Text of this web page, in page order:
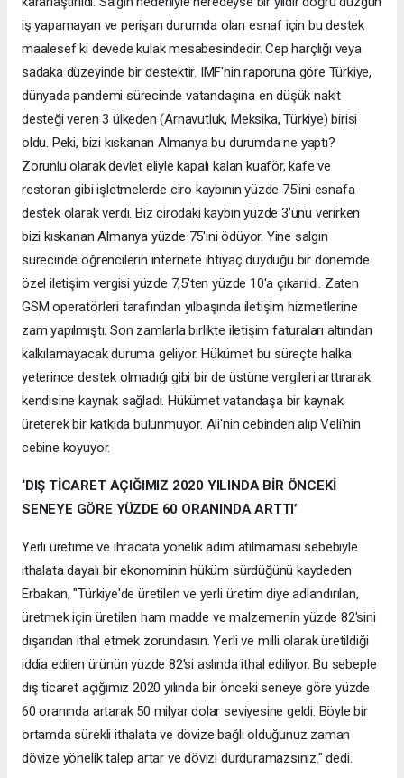
iş yapamayan ve perişan durumda olan esnaf için bu destek
maalesef ki devede kulak mesabesindedir. Cep harçlığı veya
sadaka düzeyinde bir destektir. IMF'nin raporuna göre Türkiye,
dünyada pandemi sürecinde vatandaşına en düşük nakit
desteği veren 3 ülkeden (Arnavutluk, Meksika, Türkiye) birisi
oldu. Peki, bizi kıskanan Almanya bu durumda ne yaptı?
Zorunlu olarak devlet eliyle kapalı kalan kuaför, kafe ve
restoran gibi işletmelerde ciro kaybının yüzde 75'ini esnafa
destek olarak verdi. Biz cirodaki kaybın yüzde 3'ünü verirken
bizi kıskanan Almanya yüzde 75'ini ödüyor. Yine salgın
sürecinde öğrencilerin internete ihtiyaç duyduğu bir dönemde
özel iletişim vergisi yüzde 7,5'ten yüzde 10'a çıkarıldı. Zaten
GSM operatörleri tarafından yılbaşında iletişim hizmetlerine
zam yapılmıştı. Son zamlarla birlikte iletişim faturaları altından
kalkılamayacak duruma geliyor. Hükümet bu süreçte halka
yeterince destek olmadığı gibi bir de üstüne vergileri arttırarak
kendisine kaynak sağladı. Hükümet vatandaşa bir kaynak
üreterek bir katkıda bulunmuyor. Ali'nin cebinden alıp Veli'nin
cebine koyuyor.
‘DIŞ TİCARET AÇIĞIMIZ 2020 YILINDA BİR ÖNCEKİ
SENEYE GÖRE YÜZDE 60 ORANINDA ARTTI’
Yerli üretime ve ihracata yönelik adım atılmaması sebebiyle
ithalata dayalı bir ekonominin hüküm sürdüğünü kaydeden
Erbakan, "Türkiye'de üretilen ve yerli üretim diye adlandırılan,
üretmek için üretilen ham madde ve malzemenin yüzde 82'sini
dışarıdan ithal etmek zorundasın. Yerli ve milli olarak üretildiği
iddia edilen ürünün yüzde 82'si aslında ithal ediliyor. Bu sebeple
dış ticaret açığımız 2020 yılında bir önceki seneye göre yüzde
60 oranında artarak 50 milyar dolar seviyesine geldi. Böyle bir
ortamda sürekli ithalata ve dövize bağlı olduğunuz zaman
dövize yönelik talep artar ve dövizi durduramazsınız." dedi.